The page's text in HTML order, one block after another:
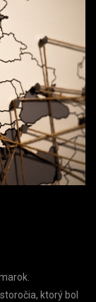
ktorý bol